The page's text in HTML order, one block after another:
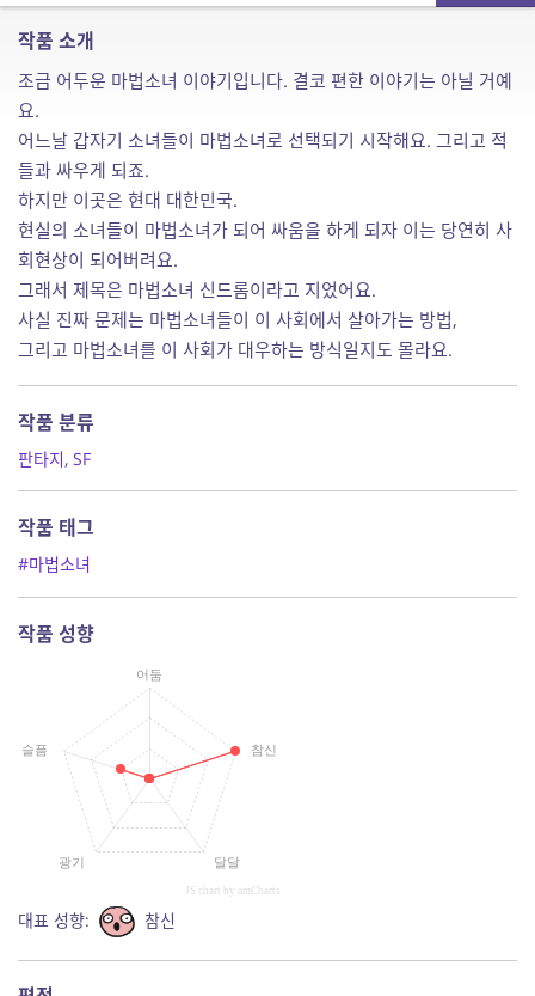
작품 소개
조금 어두운 마법소녀 이야기입니다. 결코 편한 이야기는 아닐 거예
요.
어느날 갑자기 소녀들이 마법소녀로 선택되기 시작해요. 그리고 적
들과 싸우게 되죠.
하지만 이곳은 현대 대한민국.
현실의 소녀들이 마법소녀가 되어 싸움을 하게 되자 이는 당연히 사
회현상이 되어버려요.
그래서 제목은 마법소녀 신드롬이라고 지었어요.
사실 진짜 문제는 마법소녀들이 이 사회에서 살아가는 방법,
그리고 마법소녀를 이 사회가 대우하는 방식일지도 몰라요.
작품 분류
판타지, SF
작품 태그
#마법소녀
작품 성향
어둠
참신
달달
광기
슬픔
JS chart by amCharts
대표 성향: 참신